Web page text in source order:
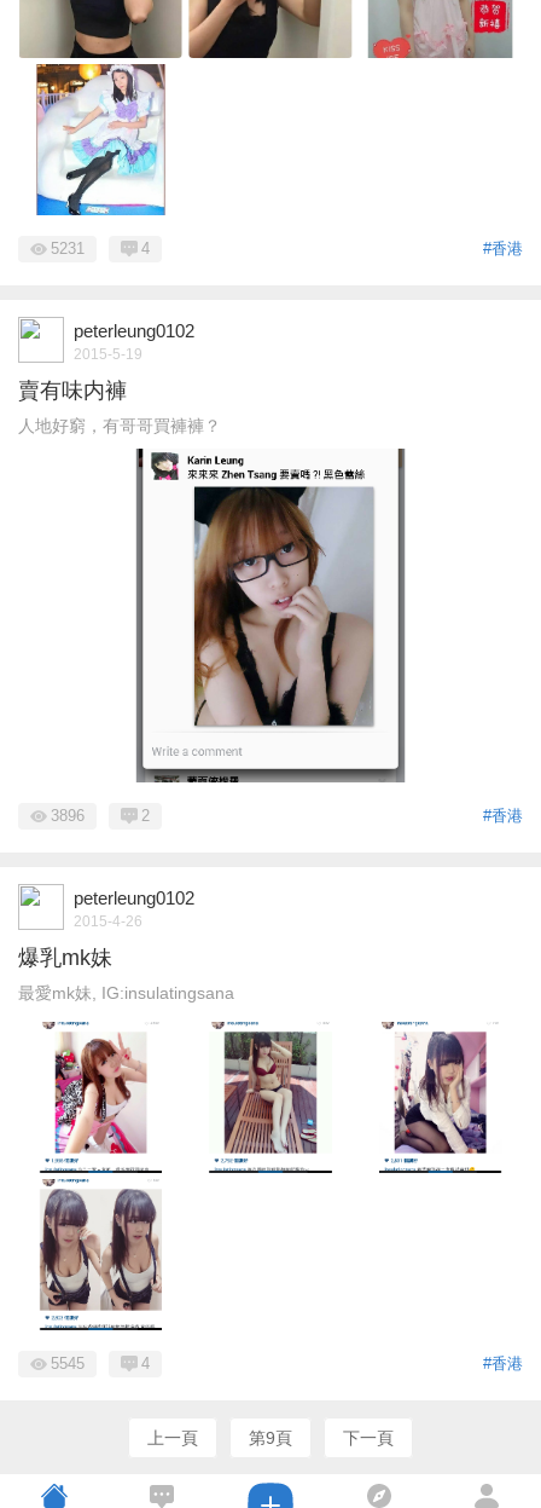
#香港
5231 4
peterleung0102
2015-5-19
賣有味内褲
人地好窮，有哥哥買褲褲？
#香港
3896 2
peterleung0102
2015-4-26
爆乳mk妹
最愛mk妹, IG:insulatingsana
#香港
5545 4
上一頁 第9頁 下一頁